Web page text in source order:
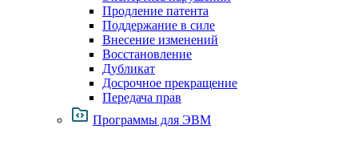
Продление патента
Поддержание в силе
Внесение изменений
Восстановление
Дубликат
Досрочное прекращение
Передача прав
Программы для ЭВМ